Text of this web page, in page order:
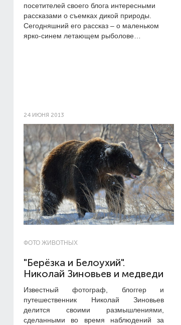
посетителей своего блога интересными
рассказами о съемках дикой природы.
Сегодняшний его рассказ – о маленьком
ярко-синем летающем рыболове…
24 ИЮНЯ 2013
ФОТО ЖИВОТНЫХ
"Берёзка и Белоухий".
Николай Зиновьев и медведи
Известный фотограф, блоггер и
путешественник Николай Зиновьев
делится своими размышлениями,
сделанными во время наблюдений за